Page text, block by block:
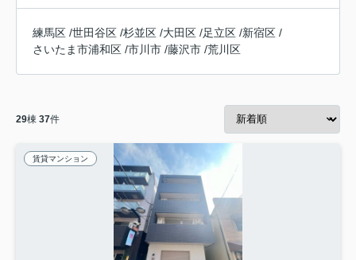
練馬区 /世田谷区 /杉並区 /大田区 /足立区 /新宿区 /
さいたま市浦和区 /市川市 /藤沢市 /荒川区
29棟 37件
賃貸マンション